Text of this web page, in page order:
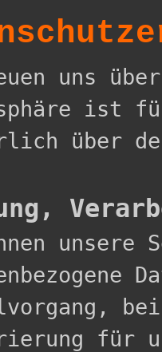
uns
ist
über
unsere
für